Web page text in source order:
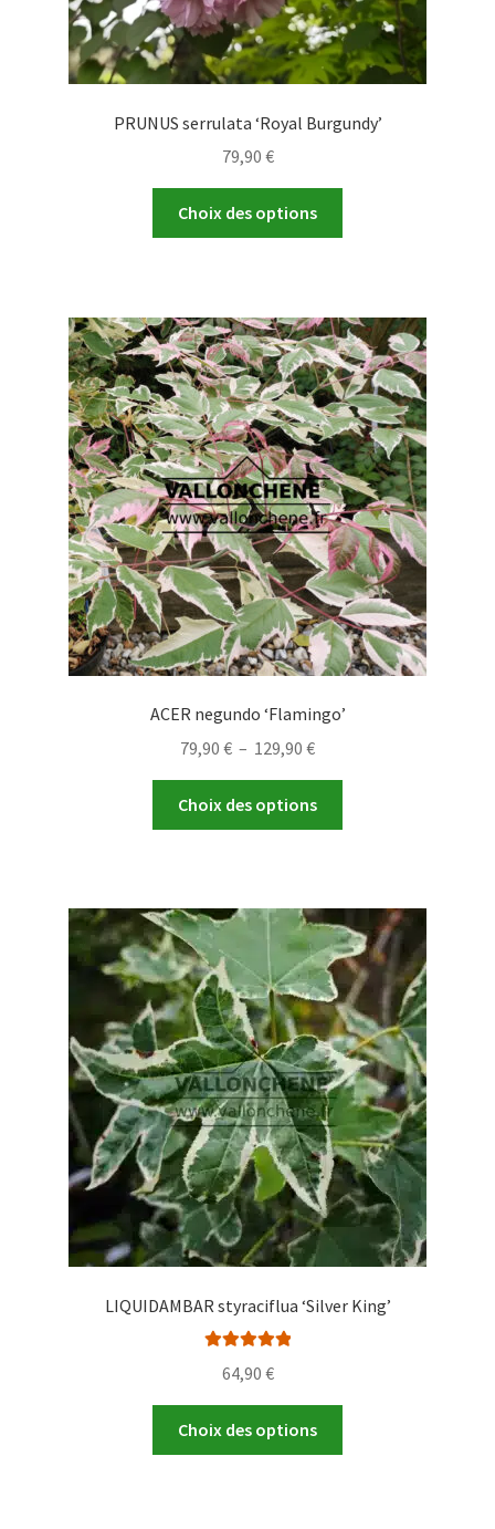
PRUNUS serrulata ‘Royal Burgundy’
79,90 €
Choix des options
Les
options
peuvent
être
choisies
sur
la
page
du
produit
ACER negundo ‘Flamingo’
79,90 € – 129,90 €Plage
de
prix :
79,90 €
Choix des options
variations.
Les
options
peuvent
être
choisies
sur
la
page
du
produit
LIQUIDAMBAR styraciflua ‘Silver King’
64,90 €
Choix des options